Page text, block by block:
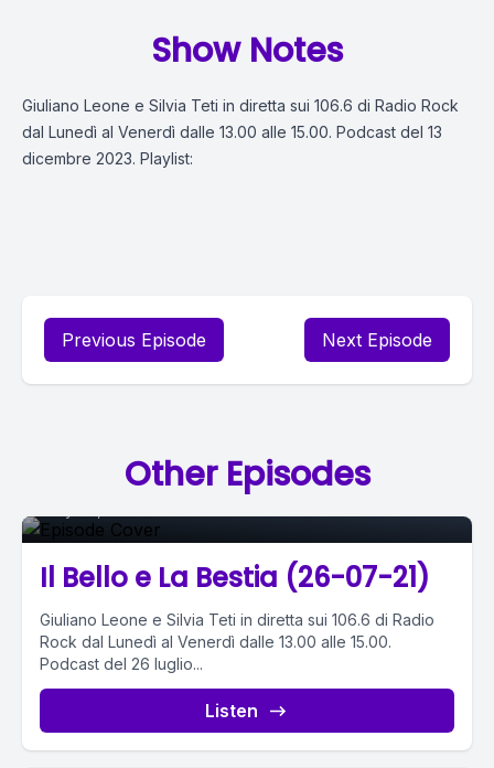
Show Notes
Giuliano Leone e Silvia Teti in diretta sui 106.6 di Radio Rock
dal Lunedì al Venerdì dalle 13.00 alle 15.00. Podcast del 13
dicembre 2023. Playlist:
Previous Episode Next Episode
Other Episodes
Episode 0
Il Bello e La Bestia (26-07-21)
Giuliano Leone e Silvia Teti in diretta sui 106.6 di Radio
Rock dal Lunedì al Venerdì dalle 13.00 alle 15.00.
Podcast del 26 luglio...
Listen